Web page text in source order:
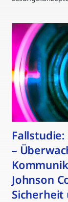
–
Johnson
Sicherheit